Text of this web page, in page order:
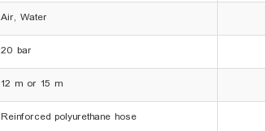
Air, Water
20 bar
12 m or 15 m
Reinforced polyurethane hose